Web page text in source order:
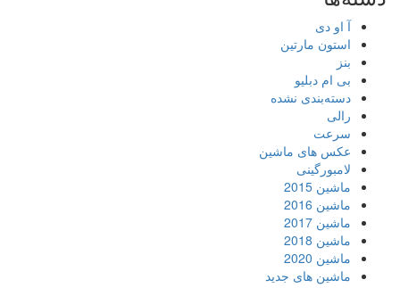
آ او دی
استون مارتین
بنز
بی ام دبلیو
دسته‌بندی نشده
رالی
سرعت
عکس های ماشین
لامبورگینی
ماشین 2015
ماشین 2016
ماشین 2017
ماشین 2018
ماشین 2020
ماشین های جدید